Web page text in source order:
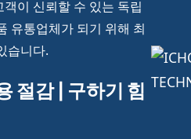
이 신뢰할 수 있는 독립
유통업체가 되기 위해 최
습니다.
절감 | 구하기 힘